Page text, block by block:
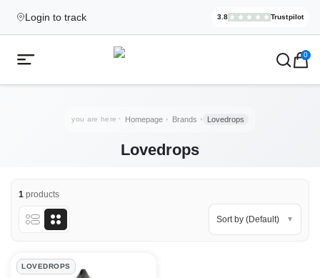
Login to track
Elekcig.se
3.8 Trustpilot
,3,071
Open mobile menu
Ecigg → Köp e-cigarett och 0
you are here Homepage Brands Lovedrops
Lovedrops
1 products
Sort by (Default) ▼
Lovedrops Products
LOVEDROPS